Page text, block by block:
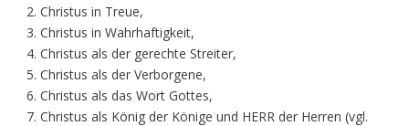
Christus in Treue,
Christus in Wahrhaftigkeit,
Christus als der gerechte Streiter,
Christus als der Verborgene,
Christus als das Wort Gottes,
Christus als König der Könige und HERR der Herren (vgl.